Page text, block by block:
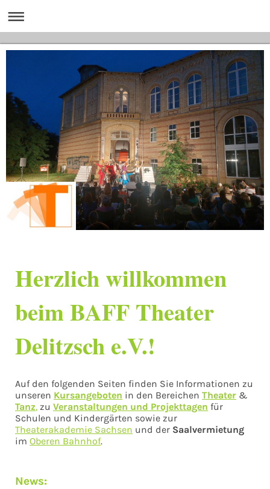
Herzlich willkommen
beim BAFF Theater
Delitzsch e.V.!
Auf den folgenden Seiten finden Sie Informationen zu
unseren Kursangeboten in den Bereichen Theater &
Tanz, zu Veranstaltungen und Projekttagen für
Schulen und Kindergärten sowie zur
Theaterakademie Sachsen und der Saalvermietung
im Oberen Bahnhof.
News: